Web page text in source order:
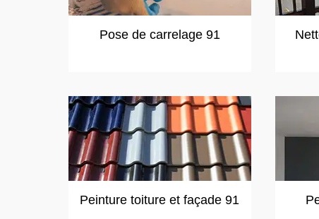
Pose de carrelage 91
Peinture toiture et façade 91